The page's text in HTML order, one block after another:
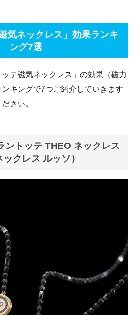
気ネックレス」効果ランキ
ング7選
テ磁気ネックレス」の効果（磁力
キングで7つご紹介していきます
さい。
ントッテ THEO ネックレス
クレス ルッソ）